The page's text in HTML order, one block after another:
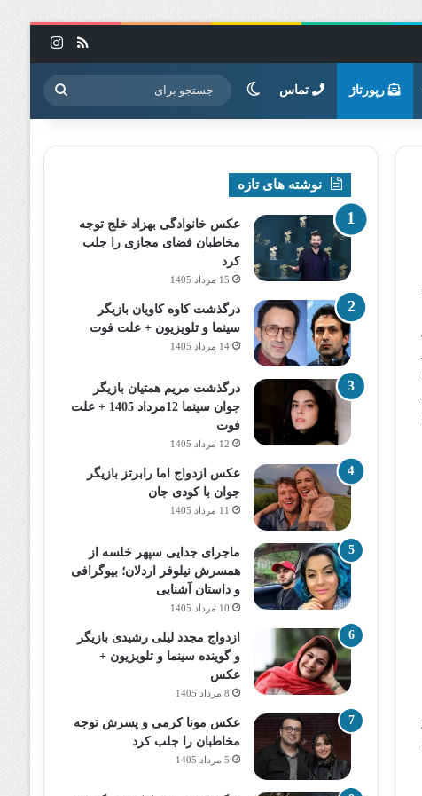
خوراک
رپورتاژ تماس تغییر پوسته جستجو
برای
نوشته های تازه
عکس خانوادگی بهزاد خلج توجه
مخاطبان فضای مجازی را جلب
کرد
15 مرداد 1405
درگذشت کاوه کاویان بازیگر
سینما و تلویزیون + علت فوت
14 مرداد 1405
درگذشت مریم همتیان بازیگر
جوان سینما 12مرداد 1405 + علت
فوت
12 مرداد 1405
عکس ازدواج اما رابرتز بازیگر
جوان با کودی جان
11 مرداد 1405
ماجرای جدایی سپهر خلسه از
همسرش نیلوفر اردلان؛ بیوگرافی
و داستان آشنایی
10 مرداد 1405
ازدواج مجدد لیلی رشیدی بازیگر
و گوینده سینما و تلویزیون +
عکس
8 مرداد 1405
عکس مونا کرمی و پسرش توجه
مخاطبان را جلب کرد
5 مرداد 1405